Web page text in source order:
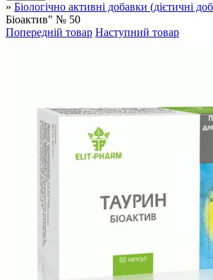
» Біологічно активні добавки (дієтичні
Біоактив" № 50
Попередній товар Наступний товар